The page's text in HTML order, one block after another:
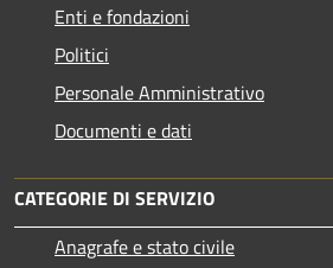
Enti e fondazioni
Politici
Personale Amministrativo
Documenti e dati
CATEGORIE DI SERVIZIO
Anagrafe e stato civile